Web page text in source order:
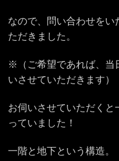
なので、問い合わせをい
ただきました。
※（ご希望であれば、当
いさせていただきます）
お伺いさせていただくと
っていました！
一階と地下という構造。